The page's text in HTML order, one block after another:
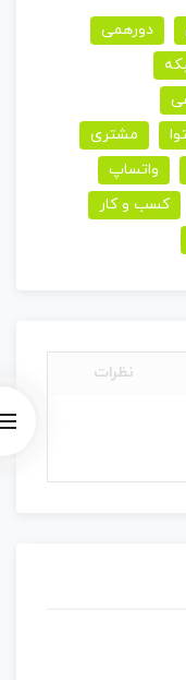
دورهمی
مشتری
واتساپ
کسب و کار
نظرات